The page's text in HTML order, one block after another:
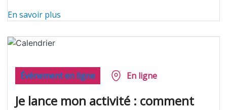
En savoir plus
Je lance mon activité : comment
Événement en ligne En ligne